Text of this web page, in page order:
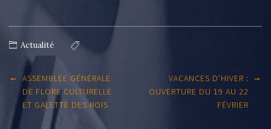
Actualité
Post
navigation
← ASSEMBLÉE GÉNÉRALE
DE FLORE CULTURELLE
ET GALETTE DES ROIS
VACANCES D’HIVER :
OUVERTURE DU 19 AU 22
FÉVRIER
→